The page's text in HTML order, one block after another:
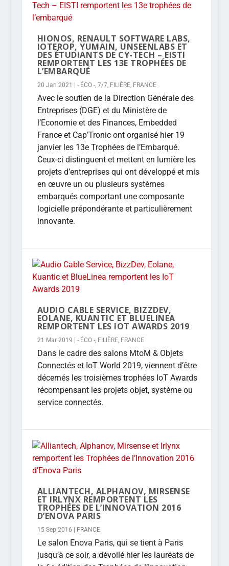
HIONOS, RENAULT SOFTWARE LABS,
IOTEROP, YUMAIN, UNSEENLABS ET
DES ÉTUDIANTS DE CY-TECH – EISTI
REMPORTENT LES 13E TROPHÉES DE
L’EMBARQUÉ
20 Jan 2021 - ÉCO -, 7/7, FILIÈRE, FRANCE
Avec le soutien de la Direction Générale des
Entreprises (DGE) et du Ministère de
l’Economie et des Finances, Embedded
France et Cap’Tronic ont organisé hier 19
janvier les 13e Trophées de l’Embarqué.
Ceux-ci distinguent et mettent en lumière les
projets d’entreprises qui ont développé et mis
en œuvre un ou plusieurs systèmes
embarqués comportant une composante
logicielle prépondérante et particulièrement
innovante.
AUDIO CABLE SERVICE, BIZZDEV,
EOLANE, KUANTIC ET BLUELINEA
REMPORTENT LES IOT AWARDS 2019
21 Mar 2019 - ÉCO -, FILIÈRE, FRANCE
Dans le cadre des salons MtoM & Objets
Connectés et IoT World 2019, viennent d’être
décernés les troisièmes trophées IoT Awards
récompensant les projets objet, système ou
service connectés.
ALLIANTECH, ALPHANOV, MIRSENSE
ET IRLYNX REMPORTENT LES
TROPHÉES DE L’INNOVATION 2016
D’ENOVA PARIS
15 Sep 2016 FRANCE
Le salon Enova Paris, qui se tient à Paris
jusqu’à ce soir, a dévoilé hier les lauréats de